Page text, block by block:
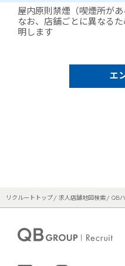
屋内原則禁煙（喫煙所があ
なお、店舗ごとに異なる
明します
エ
リクルートトップ 求人店舗地図検索 QB